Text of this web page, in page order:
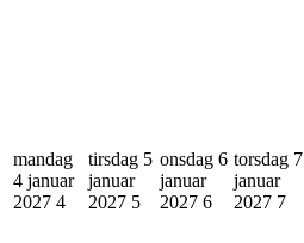
mandag
4 januar
2027 4
tirsdag 5
januar
2027 5
onsdag 6
januar
2027 6
torsdag 7
januar
2027 7